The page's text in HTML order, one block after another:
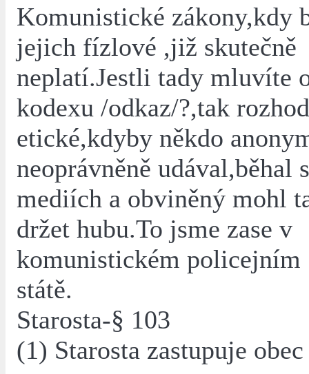
Komunistické zákony,kdy
jejich fízlové ,již skutečně
neplatí.Jestli tady mluvíte
kodexu /odkaz/?,tak
etické,kdyby někdo
neoprávněně udával,běhal
mediích a obviněný mohl
držet hubu.To jsme zase v
komunistickém policejním
státě.
Starosta-§ 103
(1) Starosta zastupuje